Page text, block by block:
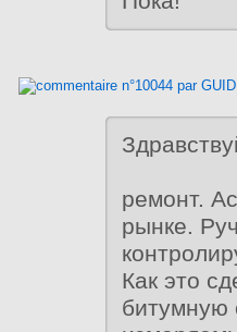
ремонт.
рынке.
Как это
битумную